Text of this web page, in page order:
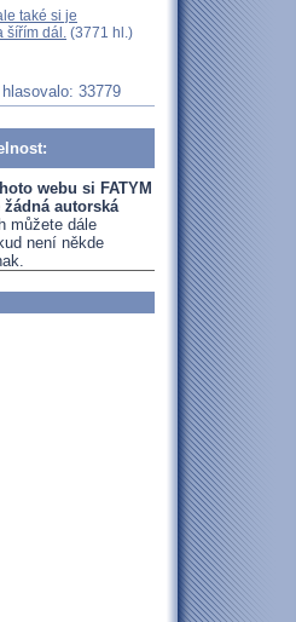
také si je
šířím dál. (3771 hl.)
33779
webu si FATYM
autorská
můžete dále
není někde